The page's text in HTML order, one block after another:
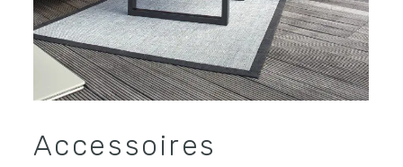
Accessoires